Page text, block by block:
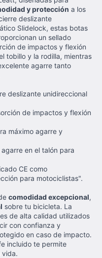
y protección a los
deslizante
Slidelock, estas botas
un sellado
de impactos y flexión
tobillo y la rodilla, mientras
agarre tanto
deslizante unidireccional
de impactos y flexión
máximo agarre y
en el talón para
CE como
para motociclistas".
comodidad excepcional,
sobre tu bicicleta. La
de alta calidad utilizados
con confianza y
en caso de impacto.
incluido te permite
vida.